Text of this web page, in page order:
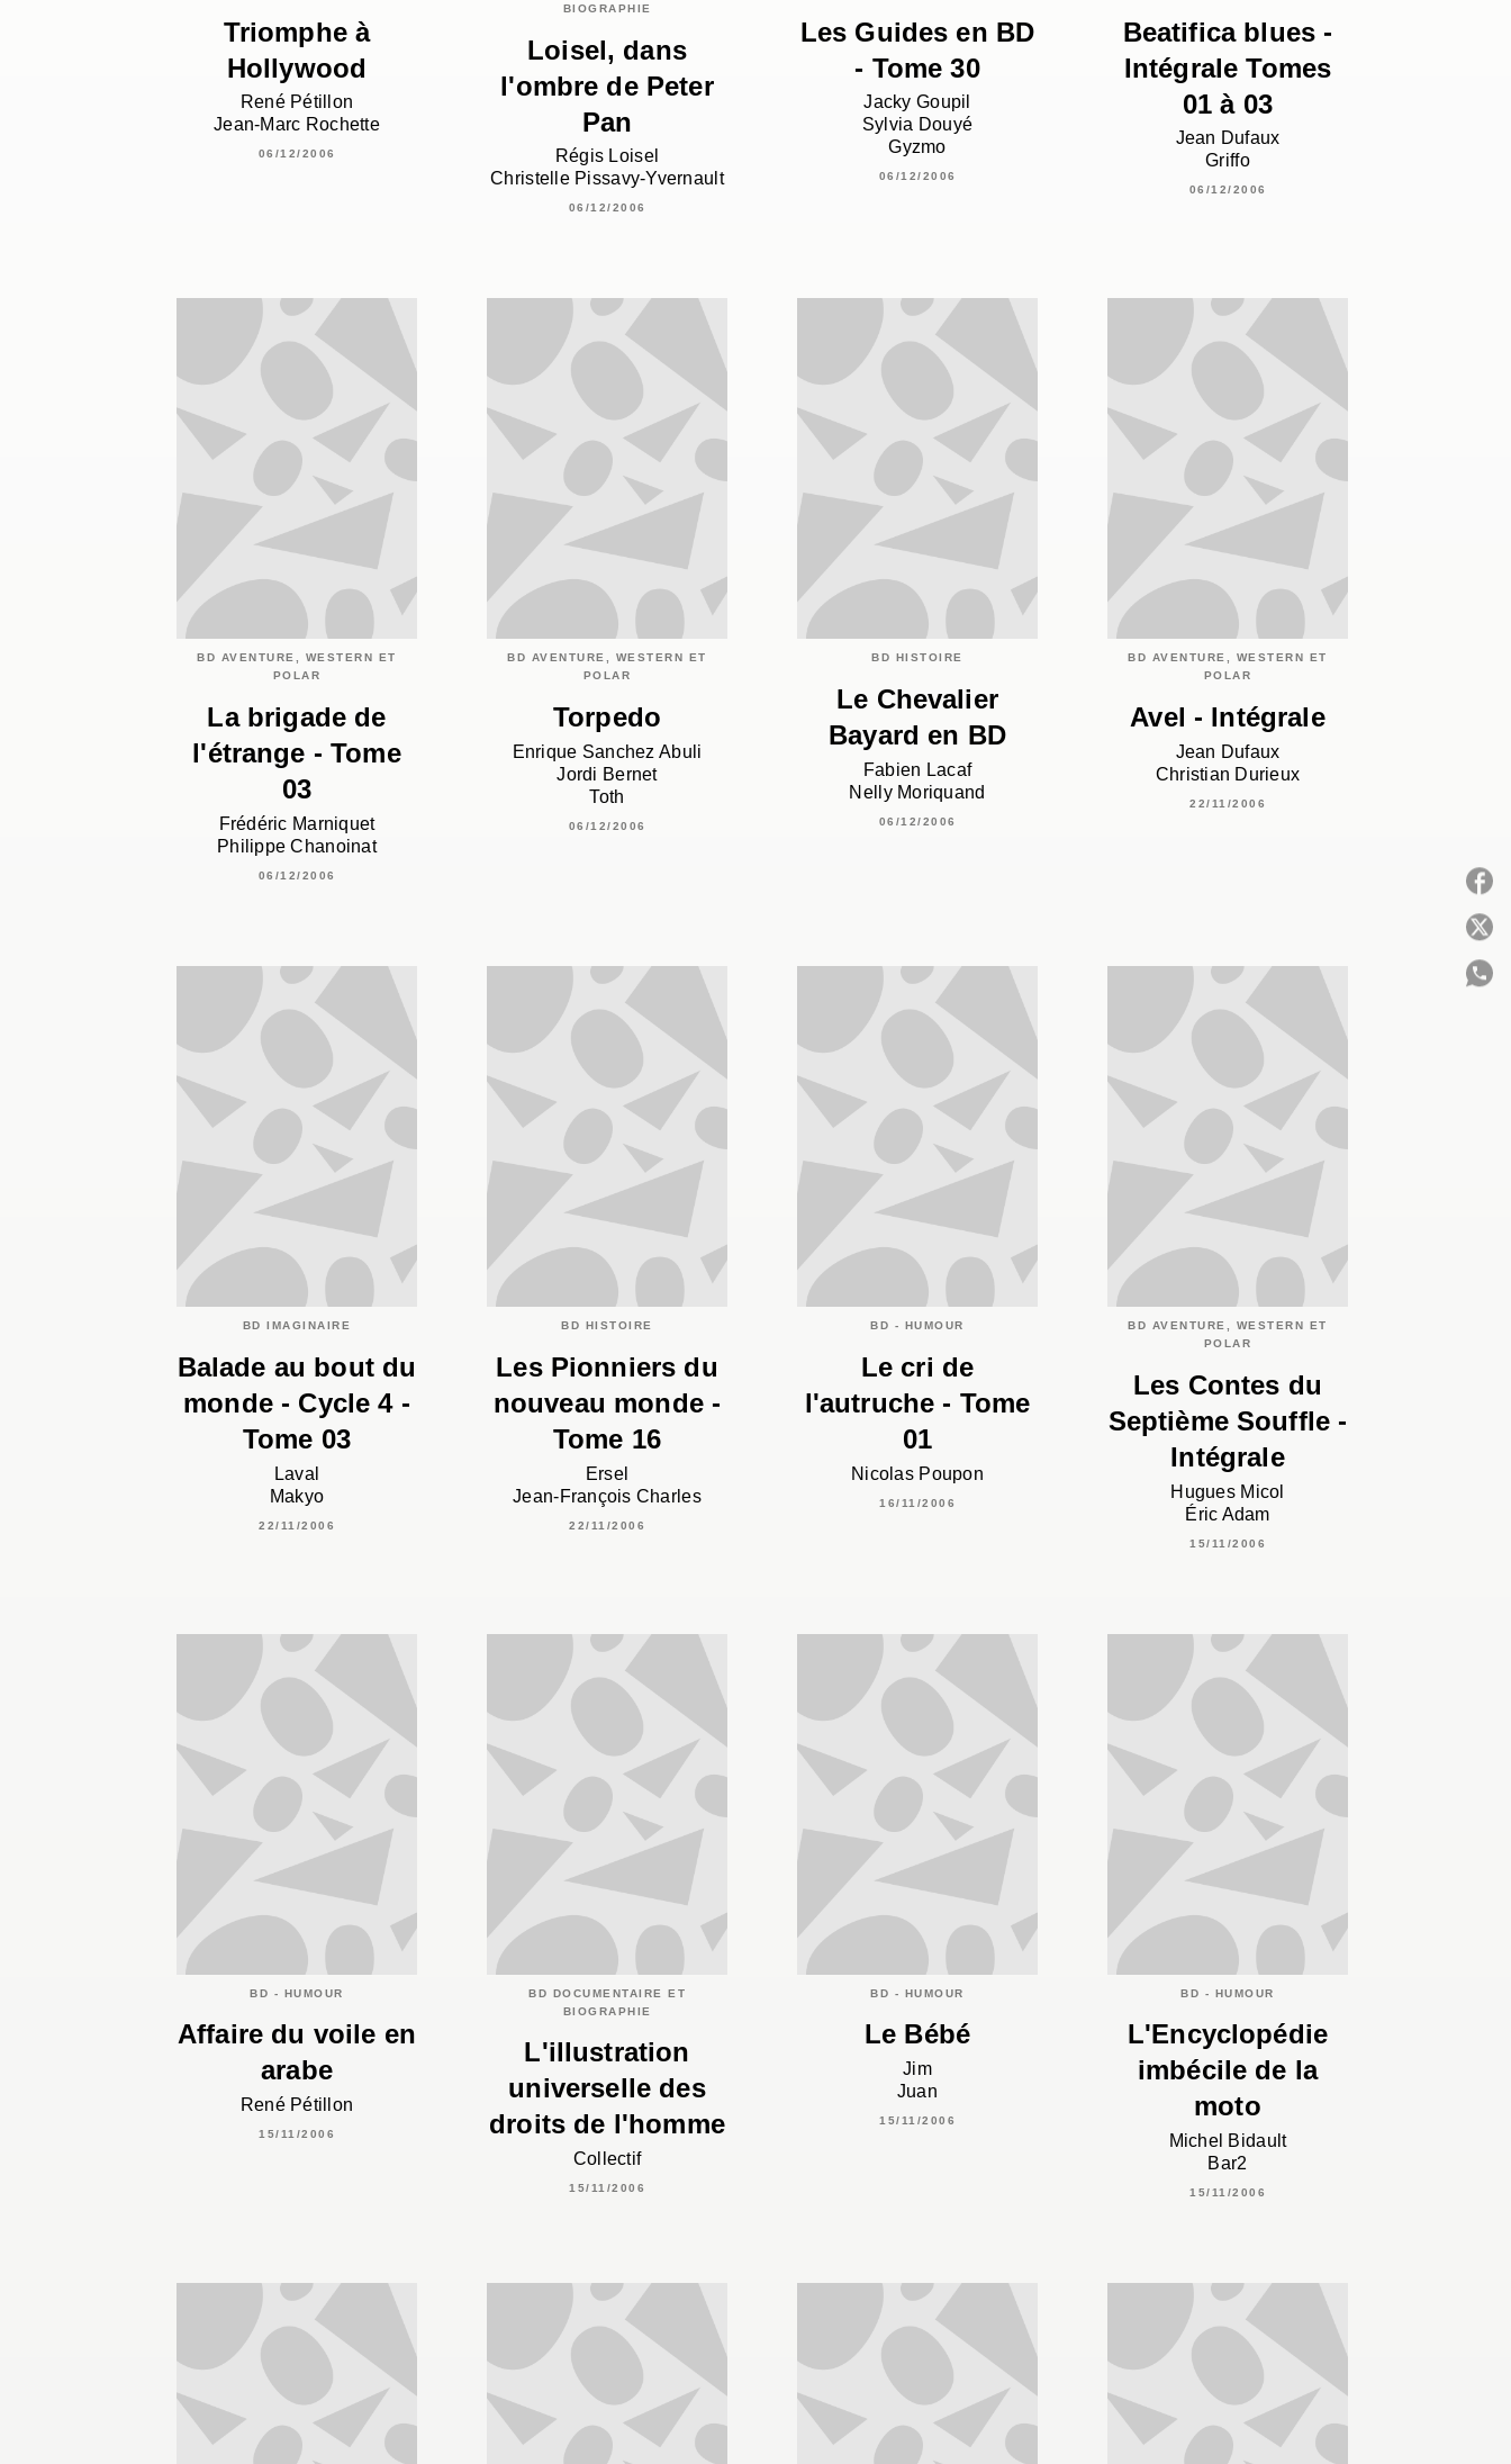
Triomphe à
Hollywood
René Pétillon
Jean-Marc Rochette
06/12/2006
BIOGRAPHIE
Loisel, dans
l'ombre de Peter
Pan
Régis Loisel
Christelle Pissavy-Yvernault
06/12/2006
Les Guides en BD
- Tome 30
Jacky Goupil
Sylvia Douyé
Gyzmo
06/12/2006
Beatifica blues -
Intégrale Tomes
01 à 03
Jean Dufaux
Griffo
06/12/2006
BD AVENTURE, WESTERN ET
POLAR
La brigade de
l'étrange - Tome
03
Frédéric Marniquet
Philippe Chanoinat
06/12/2006
BD AVENTURE, WESTERN ET
POLAR
Torpedo
Enrique Sanchez Abuli
Jordi Bernet
Toth
06/12/2006
BD HISTOIRE
Le Chevalier
Bayard en BD
Fabien Lacaf
Nelly Moriquand
06/12/2006
BD AVENTURE, WESTERN ET
POLAR
Avel - Intégrale
Jean Dufaux
Christian Durieux
22/11/2006
BD IMAGINAIRE
Balade au bout du
monde - Cycle 4 -
Tome 03
Laval
Makyo
22/11/2006
BD HISTOIRE
Les Pionniers du
nouveau monde -
Tome 16
Ersel
Jean-François Charles
22/11/2006
BD - HUMOUR
Le cri de
l'autruche - Tome
01
Nicolas Poupon
16/11/2006
BD AVENTURE, WESTERN ET
POLAR
Les Contes du
Septième Souffle -
Intégrale
Hugues Micol
Éric Adam
15/11/2006
BD - HUMOUR
Affaire du voile en
arabe
René Pétillon
15/11/2006
BD DOCUMENTAIRE ET
BIOGRAPHIE
L'illustration
universelle des
droits de l'homme
Collectif
15/11/2006
BD - HUMOUR
Le Bébé
Jim
Juan
15/11/2006
BD - HUMOUR
L'Encyclopédie
imbécile de la
moto
Michel Bidault
Bar2
15/11/2006